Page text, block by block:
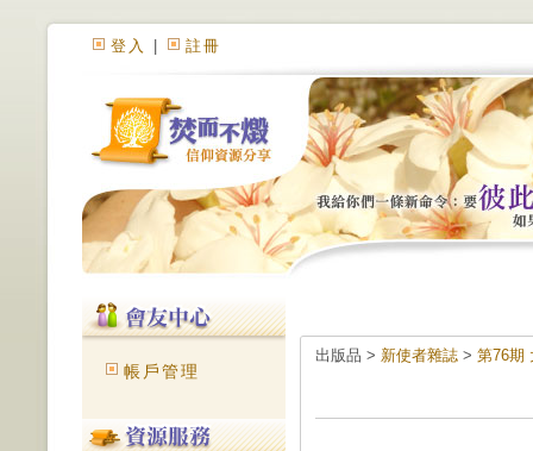
登入 註冊
帳戶管理
出版品 > 新使者雜誌 > 第76期